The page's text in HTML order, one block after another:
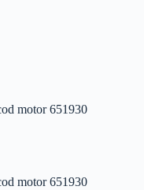
motor 651930
motor 651930